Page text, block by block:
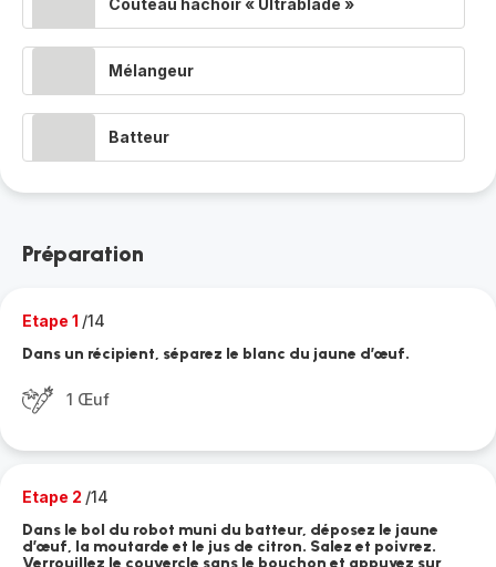
Couteau hachoir « Ultrablade »
Mélangeur
Batteur
Préparation
Etape 1 /14
Dans un récipient, séparez le blanc du jaune d’œuf.
1 Œuf
Etape 2 /14
Dans le bol du robot muni du batteur, déposez le jaune
d’œuf, la moutarde et le jus de citron. Salez et poivrez.
Verrouillez le couvercle sans le bouchon et appuyez sur